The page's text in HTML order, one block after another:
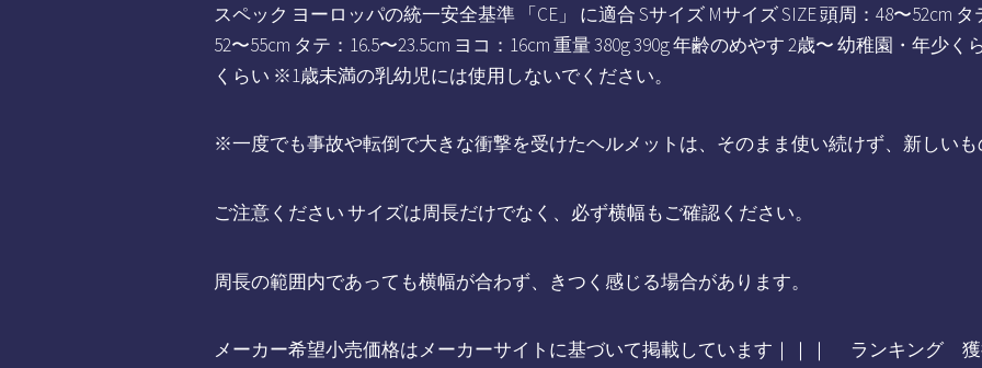
スペック ヨーロッパの統一安全基準 「CE」 に適合 Sサイズ Mサイズ SIZE 頭周：48〜52cm タ
52〜55cm タテ：16.5〜23.5cm ヨコ：16cm 重量 380g 390g 年齢のめやす 2歳〜 幼稚園・年少
くらい ※1歳未満の乳幼児には使用しないでください。
※一度でも事故や転倒で大きな衝撃を受けたヘルメットは、そのまま使い続けず、新しいも
ご注意ください サイズは周長だけでなく、必ず横幅もご確認ください。
周長の範囲内であっても横幅が合わず、きつく感じる場合があります。
メーカー希望小売価格はメーカーサイトに基づいて掲載しています｜｜｜ ランキング